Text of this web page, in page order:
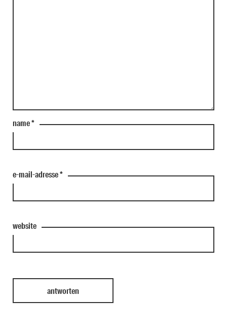
name*
e-mail-adresse*
website